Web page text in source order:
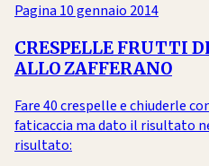
Pagina 10 gennaio 2014
CRESPELLE FRUTTI
ALLO ZAFFERANO
Fare 40 crespelle e chiuderle
faticaccia ma dato il risultato
risultato: